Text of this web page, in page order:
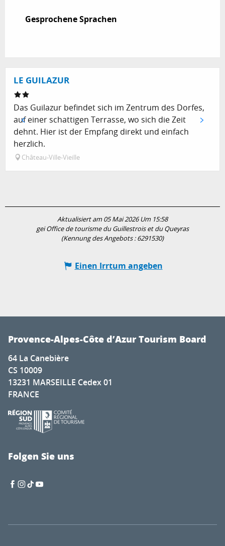
Gesprochene Sprachen
Gesprochene Sprachen
LE GUILAZUR
Das Guilazur befindet sich im Zentrum des Dorfes,
auf einer schattigen Terrasse, wo sich die Zeit
dehnt. Hier ist der Empfang direkt und einfach
herzlich.
Château-Ville-Vieille
Aktualisiert am 05 Mai 2026 Um 15:58
gei Office de tourisme du Guillestrois et du Queyras
(Kennung des Angebots :6291530)
Einen Irrtum angeben
Provence-Alpes-Côte d’Azur Tourism Board
64 La Canebière
CS 10009
13231 MARSEILLE Cedex 01
FRANCE
Folgen Sie uns